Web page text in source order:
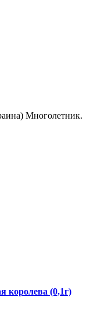
Многолетник.
королева (0,1г)